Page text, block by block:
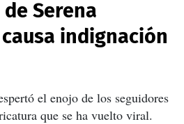
Serena
indignación
el enojo de los seguidores
que se ha vuelto viral.